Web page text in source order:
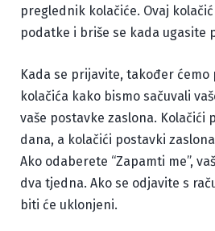
preglednik kolačiće. Ovaj
podatke i briše se kada ugasite
Kada se prijavite, također
kolačića kako bismo sačuvali
vaše postavke zaslona. Kolačići
dana, a kolačići postavki
Ako odaberete “Zapamti me”,
dva tjedna. Ako se odjavite s
biti će uklonjeni.